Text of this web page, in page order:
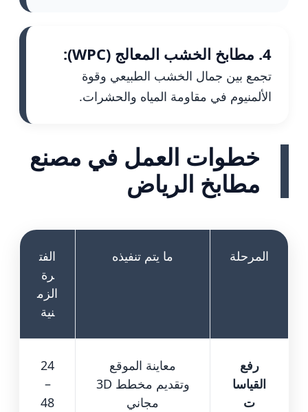
4. مطابخ الخشب المعالج (WPC):
تجمع بين جمال الخشب الطبيعي وقوة
الألمنيوم في مقاومة المياه والحشرات.
خطوات العمل في مصنع
مطابخ الرياض
المرحلة ما يتم تنفيذه
الفت
رة
الزم
نية
رفع
القياسا
ت
معاينة الموقع
وتقديم مخطط 3D
مجاني
24
–
48